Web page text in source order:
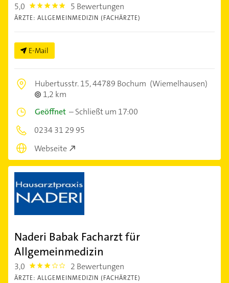
5,0 5.0 5 Bewertungen
ÄRZTE: ALLGEMEINMEDIZIN (FACHÄRZTE)
E-Mail
Hubertusstr. 15,44789 Bochum (Wiemelhausen)
1,2 km
Geöffnet –Schließt um 17:00
0234 31 29 95
Webseite
Naderi Babak Facharzt für
Allgemeinmedizin
3,0 3.0 2 Bewertungen
ÄRZTE: ALLGEMEINMEDIZIN (FACHÄRZTE)